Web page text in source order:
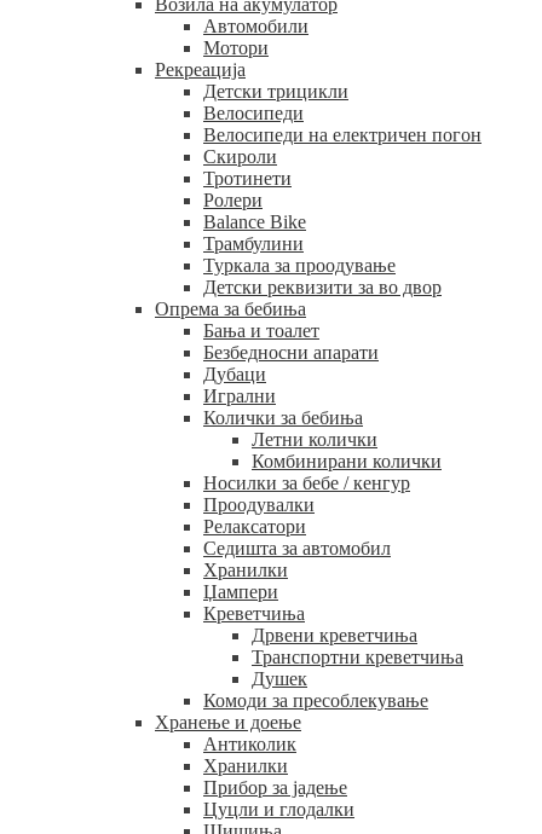
Возила на акумулатор
Автомобили
Мотори
Рекреација
Детски трицикли
Велосипеди
Велосипеди на електричен погон
Скироли
Тротинети
Ролери
Balance Bike
Трамбулини
Туркала за проодување
Детски реквизити за во двор
Опрема за бебиња
Бања и тоалет
Безбедносни апарати
Дубаци
Игрални
Колички за бебиња
Летни колички
Комбинирани колички
Носилки за бебе / кенгур
Проодувалки
Релаксатори
Седишта за автомобил
Хранилки
Џампери
Креветчиња
Дрвени креветчиња
Транспортни креветчиња
Душек
Комоди за пресоблекување
Хранење и доење
Антиколик
Хранилки
Прибор за јадење
Цуцли и глодалки